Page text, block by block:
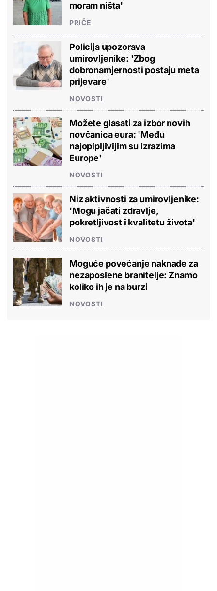
moram ništa'
PRIČE
Policija upozorava
umirovljenike: 'Zbog
dobronamjernosti postaju meta
prijevare'
NOVOSTI
Možete glasati za izbor novih
novčanica eura: 'Među
najopipljivijim su izrazima
Europe'
NOVOSTI
Niz aktivnosti za umirovljenike:
'Mogu jačati zdravlje,
pokretljivost i kvalitetu života'
NOVOSTI
Moguće povećanje naknade za
nezaposlene branitelje: Znamo
koliko ih je na burzi
NOVOSTI